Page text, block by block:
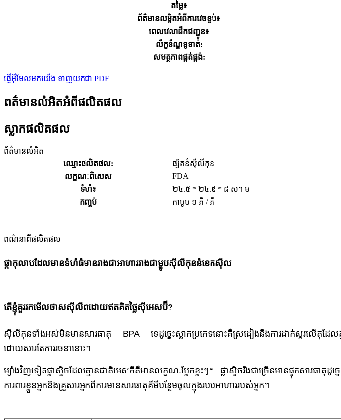
តម្លៃ៖
ព័ត៌មានលម្អិតអំពីការវេចខ្ចប់៖
ពេលវេលាដឹកជញ្ជូន៖
ល័ក្ខខ័ណ្ឌ​ទូទាត់:
សមត្ថភាពផ្គត់ផ្គង់:
ផ្ញើអ៊ីមែលមកយើង ទាញយកជា PDF
ពត៌មានលំអិតអំពីផលិតផល
ស្លាកផលិតផល
ព័ត៌មានលំអិត
ឈ្មោះ​ផលិតផល:
ផ្សិតនំស៊ីលីកុន
លក្ខណៈពិសេស
FDA
ទំហំ៖
២៤.៥ * ២៤.៥ * ៨ ស។ ម
កញ្ចប់
កាបូប ១ ភី / ភី
ពណ៌នា​ពី​ផលិតផល
ផ្កាកុលាបដែលមានទំហំធំមានរាងជាអាហាររាងជាម្ហូបស៊ីលីកុននំខេកស៊ីល
តើខ្ញុំគួររកមើលថាសស៊ីលីពដោយឥតគិតថ្លៃស៊ីអេសប៊ី?
ស៊ីលីកុនទាំងអស់មិនមានសារធាតុ BPA ទេដូច្នេះស្លាកប្រភេទនោះគឺស្រដៀងនឹងការដាក់ស្ករលើតុដែល
ដោយសារតែការរចនានោះ។
ម្យ៉ាងវិញទៀតផ្លាស្ទិចដែលគ្មានជាតិអេសភីគឺមានលក្ខណៈប្លែកខ្លះៗ។ ផ្លាស្ទិចរឹងជាច្រើនមានផ្ទុកសារធា
ការពារខ្លួនអ្នកនិងគ្រួសារអ្នកពីការមានសារធាតុគីមីបន្ថែមចូលក្នុងរបបអាហាររបស់អ្នក។